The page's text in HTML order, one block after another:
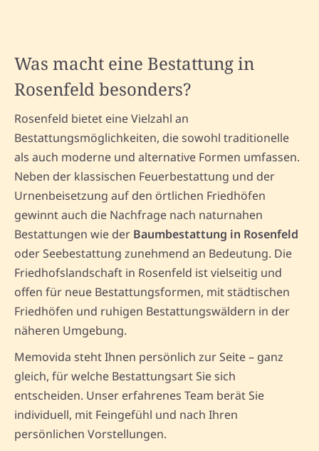
Was macht eine Bestattung in
Rosenfeld besonders?
Rosenfeld bietet eine Vielzahl an
Bestattungsmöglichkeiten, die sowohl traditionelle
als auch moderne und alternative Formen umfassen.
Neben der klassischen Feuerbestattung und der
Urnenbeisetzung auf den örtlichen Friedhöfen
gewinnt auch die Nachfrage nach naturnahen
Bestattungen wie der Baumbestattung in Rosenfeld
oder Seebestattung zunehmend an Bedeutung. Die
Friedhofslandschaft in Rosenfeld ist vielseitig und
offen für neue Bestattungsformen, mit städtischen
Friedhöfen und ruhigen Bestattungswäldern in der
näheren Umgebung.
Memovida steht Ihnen persönlich zur Seite – ganz
gleich, für welche Bestattungsart Sie sich
entscheiden. Unser erfahrenes Team berät Sie
individuell, mit Feingefühl und nach Ihren
persönlichen Vorstellungen.